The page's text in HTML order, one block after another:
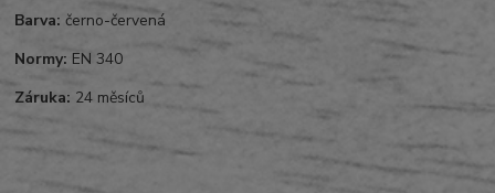
Barva: černo-červená
Normy: EN 340
Záruka: 24 měsíců